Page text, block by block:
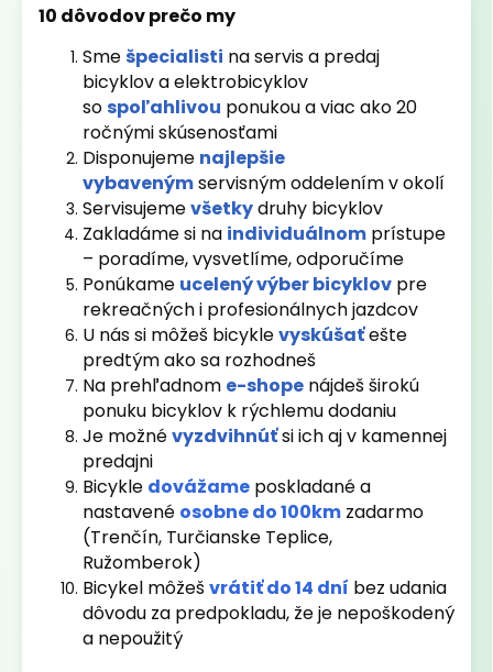
10 dôvodov prečo my
Smešpecialisti na servis a predaj
bicyklov a elektrobicyklov
sospoľahlivou ponukou a viac ako 20
ročnými skúsenosťami
Disponujeme najlepšie
vybavenýmservisným oddelením v okolí
Servisujemevšetkydruhy bicyklov
Zakladáme si na individuálnom prístupe
– poradíme, vysvetlíme, odporučíme
Ponúkame ucelený výber bicyklov pre
rekreačných i profesionálnych jazdcov
U nás si môžeš bicyklevyskúšaťešte
predtým ako sa rozhodneš
Na prehľadnom e-shope nájdeš širokú
ponuku bicyklov k rýchlemu dodaniu
Je možnévyzdvihnúťsi ich aj v kamennej
predajni
Bicykle dovážame poskladané a
nastavené osobne do 100km zadarmo
(Trenčín, Turčianske Teplice,
Ružomberok)
Bicykel môžešvrátiť do 14 dní bez udania
dôvodu za predpokladu, že je nepoškodený
a nepoužitý